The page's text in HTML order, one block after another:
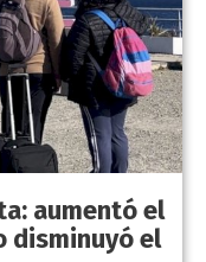
aumentó el
disminuyó el